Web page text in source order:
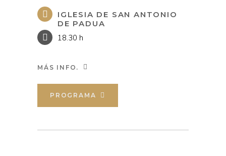
IGLESIA DE SAN ANTONIO
DE PADUA
18.30 h
MÁS INFO.
PROGRAMA